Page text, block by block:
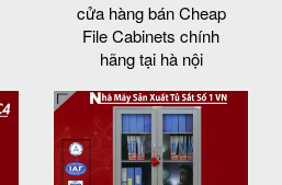
cửa hàng bán Cheap
File Cabinets chính
hãng tại hà nội